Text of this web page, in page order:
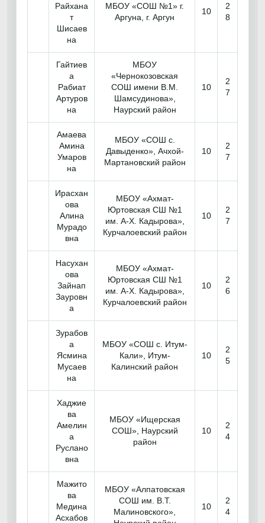
Райхана
т
Шисаев
на
МБОУ «СОШ №1» г.
Аргуна, г. Аргун
10
2
8
Гайтиев
а
Рабиат
Артуров
на
МБОУ
«Чернокозовская
СОШ имени В.М.
Шамсудинова»,
Наурский район
10
2
7
Амаева
Амина
Умаров
на
МБОУ «СОШ с.
Давыденко», Ачхой-
Мартановский район
10
2
7
Ирасхан
ова
Алина
Мурадо
вна
МБОУ «Ахмат-
Юртовская СШ №1
им. А-Х. Кадырова»,
Курчалоевский район
10
2
7
Насухан
ова
Зайнап
Зауровн
а
МБОУ «Ахмат-
Юртовская СШ №1
им. А-Х. Кадырова»,
Курчалоевский район
10
2
6
Зурабов
а
Ясмина
Мусаев
на
МБОУ «СОШ с. Итум-
Кали», Итум-
Калинский район
10
2
5
Хаджие
ва
Амелин
а
Руслано
вна
МБОУ «Ищерская
СОШ», Наурский
район
10
2
4
Мажито
ва
Медина
Асхабов
МБОУ «Алпатовская
СОШ им. В.Т.
Малиновского»,
10
2
4